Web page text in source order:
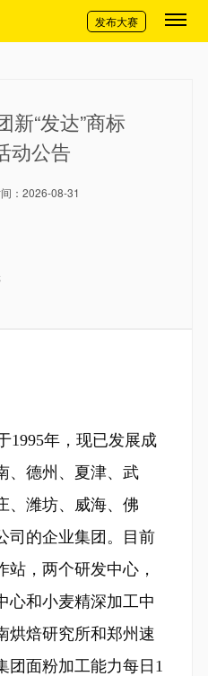
切换导航
发布大赛
新“发达”商标
动公告
：2026-08-31
年，现已发展成
、德州、夏津、武
、潍坊、威海、佛
司的企业集团。目前
站，两个研发中心，
心和小麦精深加工中
烘焙研究所和郑州速
团面粉加工能力每日1